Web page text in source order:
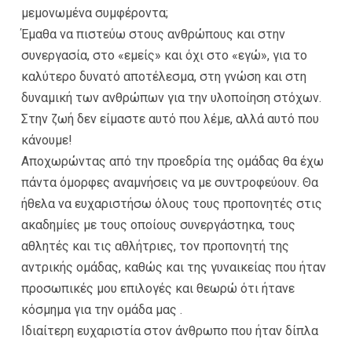
μεμονωμένα συμφέροντα;
Έμαθα να πιστεύω στους ανθρώπους και στην
συνεργασία, στο «εμείς» και όχι στο «εγώ», για το
καλύτερο δυνατό αποτέλεσμα, στη γνώση και στη
δυναμική των ανθρώπων για την υλοποίηση στόχων.
Στην ζωή δεν είμαστε αυτό που λέμε, αλλά αυτό που
κάνουμε!
Αποχωρώντας από την προεδρία της ομάδας θα έχω
πάντα όμορφες αναμνήσεις να με συντροφεύουν. Θα
ήθελα να ευχαριστήσω όλους τους προπονητές στις
ακαδημίες με τους οποίους συνεργάστηκα, τους
αθλητές και τις αθλήτριες, τον προπονητή της
αντρικής ομάδας, καθώς και της γυναικείας που ήταν
προσωπικές μου επιλογές και θεωρώ ότι ήτανε
κόσμημα για την ομάδα μας .
Ιδιαίτερη ευχαριστία στον άνθρωπο που ήταν δίπλα